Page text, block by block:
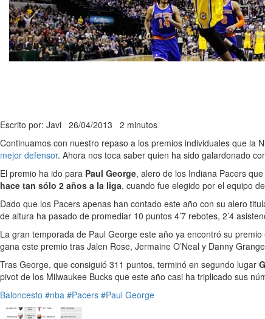
Escrito por: Javi 26/04/2013 2 minutos
Continuamos con nuestro repaso a los premios individuales que la
mejor defensor. Ahora nos toca saber quien ha sido galardonado
El premio ha ido para Paul George, alero de los Indiana Pacers
hace tan sólo 2 años a la liga, cuando fue elegido por el equipo
Dado que los Pacers apenas han contado este año con su alero
de altura ha pasado de promediar 10 puntos 4’7 rebotes, 2’4
La gran temporada de Paul George este año ya encontró su
gana este premio tras Jalen Rose, Jermaine O’Neal y Danny
Tras George, que consiguió 311 puntos, terminó en segundo lugar
pivot de los Milwaukee Bucks que este año casi ha triplicado sus
Baloncesto #nba #Pacers #Paul George